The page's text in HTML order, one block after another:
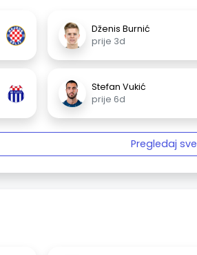
Dženis Burnić
prije 3d
Stefan Vukić
prije 6d
Pregledaj sve